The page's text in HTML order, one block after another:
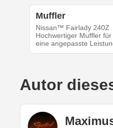
Muffler
Nissan™ Fairlady 240Z
Hochwertiger Muffler
eine angepasste
Autor